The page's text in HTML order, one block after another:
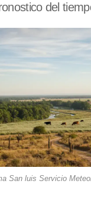
del
San luis Servicio